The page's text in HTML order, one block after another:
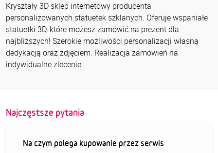
Kryształy 3D sklep internetowy producenta
personalizowanych statuetek szklanych. Oferuje wspaniałe
statuetki 3D, które możesz zamówić na prezent dla
najbliższych! Szerokie możliwości personalizacji własną
dedykacją oraz zdjęciem. Realizacja zamówień na
indywidualne zlecenie.
Najczęstsze pytania
Na czym polega kupowanie przez serwis